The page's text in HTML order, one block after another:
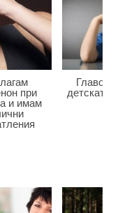
при
и имам
детската